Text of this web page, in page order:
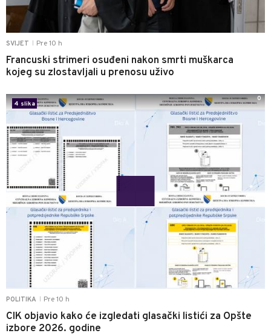
SVIJET Pre 10 h
Francuski strimeri osuđeni nakon smrti muškarca
kojeg su zlostavljali u prenosu uživo
POLITIKA Pre 10 h
CIK objavio kako će izgledati glasački listići za Opšte
izbore 2026. godine
4 slika
0